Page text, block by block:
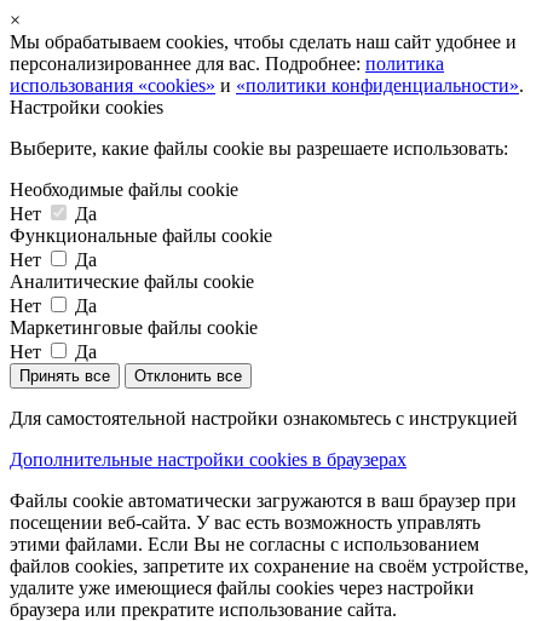
×
Мы обрабатываем cookies, чтобы сделать наш сайт удобнее и
персонализированнее для вас. Подробнее: политика
использования «cookies» и «политики конфиденциальности».
Настройки cookies
Выберите, какие файлы cookie вы разрешаете использовать:
Необходимые файлы cookie
Нет
Да
Функциональные файлы cookie
Нет
Да
Аналитические файлы cookie
Нет
Да
Маркетинговые файлы cookie
Нет
Да
Принять все Отклонить все
Для самостоятельной настройки ознакомьтесь с инструкцией
Дополнительные настройки cookies в браузерах
Файлы cookie автоматически загружаются в ваш браузер при
посещении веб-сайта. У вас есть возможность управлять
этими файлами. Если Вы не согласны с использованием
файлов cookies, запретите их сохранение на своём устройстве,
удалите уже имеющиеся файлы cookies через настройки
браузера или прекратите использование сайта.